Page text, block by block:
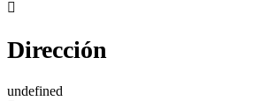
Dirección
undefined